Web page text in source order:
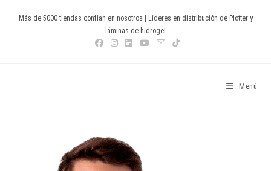
Más de 5000 tiendas confían en nosotros | Líderes en distribución de Plotter y
láminas de hidrogel
Menú